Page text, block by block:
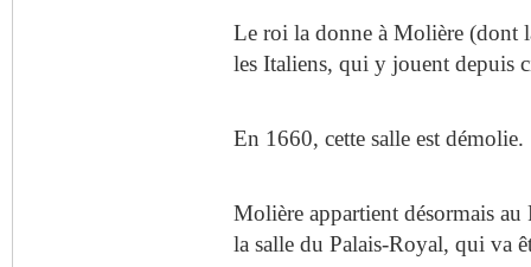
Le roi la donne à Molière (dont
les Italiens, qui y jouent depuis
En 1660, cette salle est démolie.
Molière appartient désormais
la salle du Palais-Royal, qui va